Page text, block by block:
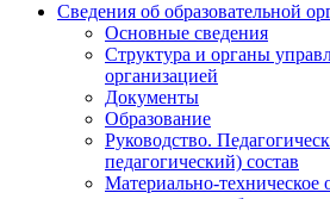
Сведения об образовательной
Основные сведения
Структура и органы
организацией
Документы
Образование
Руководство.
педагогический) состав
Материально-техническое